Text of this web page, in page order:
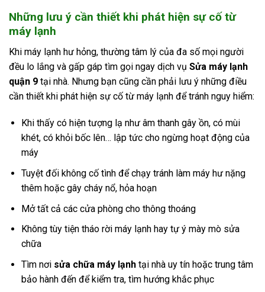
Những lưu ý cần thiết khi phát hiện sự cố từ
máy lạnh
Khi máy lạnh hư hỏng, thường tâm lý của đa số mọi người
đều lo lắng và gấp gáp tìm gọi ngay dịch vụ Sửa máy lạnh
quận 9 tại nhà. Nhưng bạn cũng cần phải lưu ý những điều
cần thiết khi phát hiện sự cố từ máy lạnh để tránh nguy hiểm:
Khi thấy có hiện tượng lạ như âm thanh gây ồn, có mùi
khét, có khỏi bốc lên… lập tức cho ngừng hoạt động của
máy
Tuyệt đối không cố tình để chạy tránh làm máy hư nặng
thêm hoặc gây cháy nổ, hỏa hoạn
Mở tất cả các cửa phòng cho thông thoáng
Không tùy tiện tháo rời máy lạnh hay tự ý mày mò sửa
chữa
Tìm nơi sửa chữa máy lạnhtại nhà uy tín hoặc trung tâm
bảo hành đến để kiểm tra, tìm hướng khắc phục